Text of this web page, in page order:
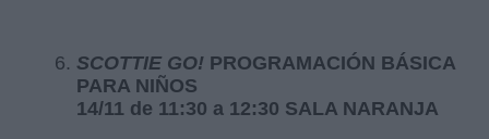
SCOTTIE GO! PROGRAMACIÓN BÁSICA
PARA NIÑOS
14/11 de 11:30 a 12:30 SALA NARANJA